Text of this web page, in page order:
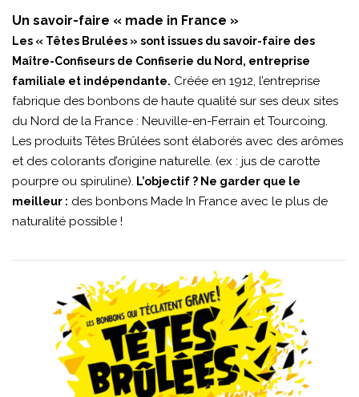
Un savoir-faire « made in France »
Les « Têtes Brulées » sont issues du savoir-faire des
Maître-Confiseurs de Confiserie du Nord, entreprise
familiale et indépendante. Créée en 1912, l’entreprise
fabrique des bonbons de haute qualité sur ses deux sites
du Nord de la France : Neuville-en-Ferrain et Tourcoing.
Les produits Têtes Brûlées sont élaborés avec des arômes
et des colorants d’origine naturelle. (ex : jus de carotte
pourpre ou spiruline). L’objectif ? Ne garder que le
meilleur : des bonbons Made In France avec le plus de
naturalité possible !